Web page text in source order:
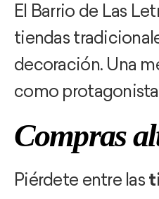
El Barrio de Las
tiendas
decoración. Una
como
Compras
Piérdete entre las